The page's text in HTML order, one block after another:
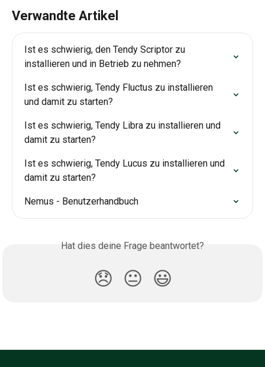
Verwandte Artikel
Ist es schwierig, den Tendy Scriptor zu
installieren und in Betrieb zu nehmen?
Ist es schwierig, Tendy Fluctus zu installieren
und damit zu starten?
Ist es schwierig, Tendy Libra zu installieren und
damit zu starten?
Ist es schwierig, Tendy Lucus zu installieren und
damit zu starten?
Nemus - Benutzerhandbuch
Hat dies deine Frage beantwortet?
😞 😐 😃